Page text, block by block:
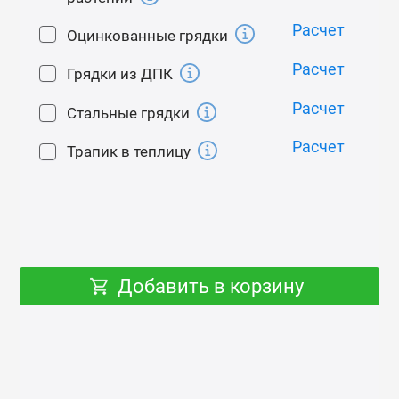
самооткрывающиеся (в зависимости от
температуры) автоматические форточки.
Вся необходимая фурнитура для сборки каркаса
комплекте.
Особенности
значительные снеговые и ветровые нагрузки.
Оцинкованные грядки Расчет
Грядки из ДПК Расчет
Стальные грядки Расчет
Трапик в теплицу Расчет
Добавить в корзину